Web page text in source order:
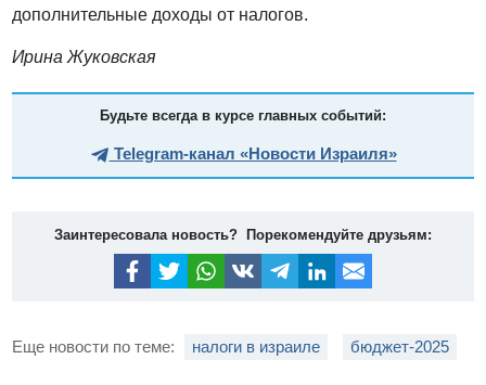
дополнительные доходы от налогов.
Ирина Жуковская
Будьте всегда в курсе главных событий:
Telegram-канал «Новости Израиля»
Заинтересовала новость? Порекомендуйте друзьям:
Еще новости по теме: налоги в израиле бюджет-2025